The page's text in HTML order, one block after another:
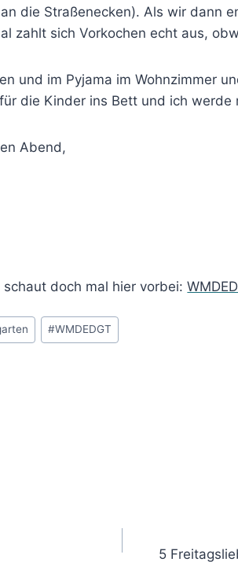
die Straßenecken). Als wir dann
zahlt sich Vorkochen echt aus,
und im Pyjama im Wohnzimmer
die Kinder ins Bett und ich
Abend,
doch mal hier vorbei:
#WMDEDGT
5